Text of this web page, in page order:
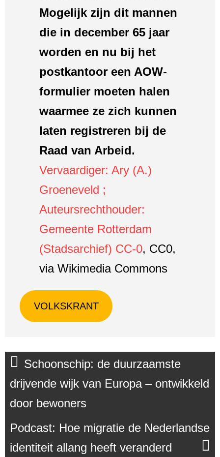
Mogelijk zijn dit mannen
die in december 65 jaar
worden en nu bij het
postkantoor een AOW-
formulier moeten halen
waarmee ze zich kunnen
laten registreren bij de
Raad van Arbeid.
Vervaardiger: Ary (A.)
Groeneveld ;
Auteursrechthouder:
Gemeente Rotterdam
(Stadsarchief) CC-0, CC0,
via Wikimedia Commons
VOLKSKRANT
Schoonschip: de duurzaamste
drijvende wijk van Europa – ontwikkeld
door bewoners
Podcast: Hoe migratie de Nederlandse
identiteit allang heeft veranderd